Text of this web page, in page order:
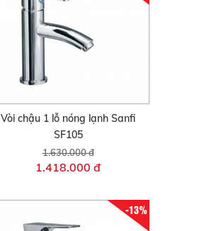
Vòi chậu 1 lỗ nóng lạnh Sanfi
SF105
1.630.000 đ
1.418.000 đ
-13%